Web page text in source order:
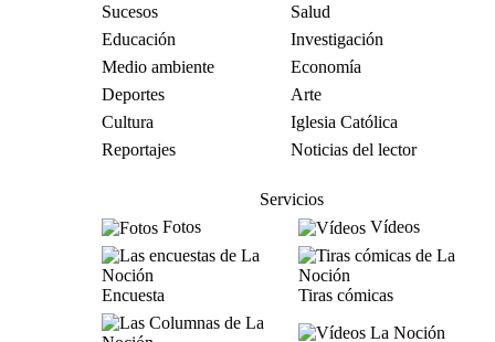
Sucesos
Salud
Educación
Investigación
Medio ambiente
Economía
Deportes
Arte
Cultura
Iglesia Católica
Reportajes
Noticias del lector
Servicios
Fotos
Vídeos
Encuesta Tiras cómicas